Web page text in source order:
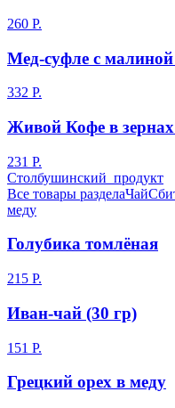
260 Р.
Мед-суфле с
332 Р.
Живой Кофе в
231 Р.
Столбушинский продукт
Все товары разделаЧай
меду
Голубика томлёная
215 Р.
Иван-чай (30 гр)
151 Р.
Грецкий орех в меду